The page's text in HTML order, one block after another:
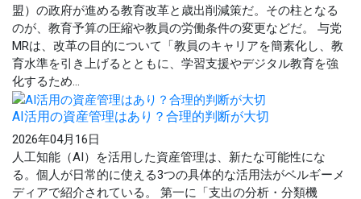
盟）の政府が進める教育改革と歳出削減策だ。その柱となる
のが、教育予算の圧縮や教員の労働条件の変更などだ。 与党
MRは、改革の目的について「教員のキャリアを簡素化し、教
育水準を引き上げるとともに、学習支援やデジタル教育を強
化するため...
AI活用の資産管理はあり？合理的判断が大切
2026年04月16日
人工知能（AI）を活用した資産管理は、新たな可能性にな
る。個人が日常的に使える3つの具体的な活用法がベルギーメ
ディアで紹介されている。 第一に「支出の分析・分類機